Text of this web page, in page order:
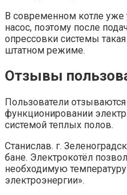
В современном котле уже
насос, поэтому после
опрессовки системы
штатном режиме.
Отзывы
Пользователи
функционировании
системой теплых полов.
Станислав. г.
бане. Электрокотёл
необходимую
электроэнергии».